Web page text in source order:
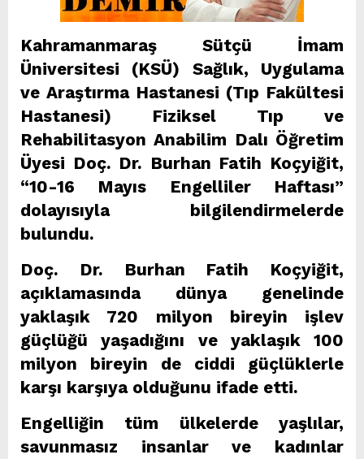
Kahramanmaraş Sütçü İmam
Üniversitesi (KSÜ) Sağlık, Uygulama
ve Araştırma Hastanesi (Tıp Fakültesi
Hastanesi) Fiziksel Tıp ve
Rehabilitasyon Anabilim Dalı Öğretim
Üyesi Doç. Dr. Burhan Fatih Koçyiğit,
“10-16 Mayıs Engelliler Haftası”
dolayısıyla bilgilendirmelerde
bulundu.
Doç. Dr. Burhan Fatih Koçyiğit,
açıklamasında dünya genelinde
yaklaşık 720 milyon bireyin işlev
güçlüğü yaşadığını ve yaklaşık 100
milyon bireyin de ciddi güçlüklerle
karşı karşıya olduğunu ifade etti.
Engelliğin tüm ülkelerde yaşlılar,
savunmasız insanlar ve kadınlar